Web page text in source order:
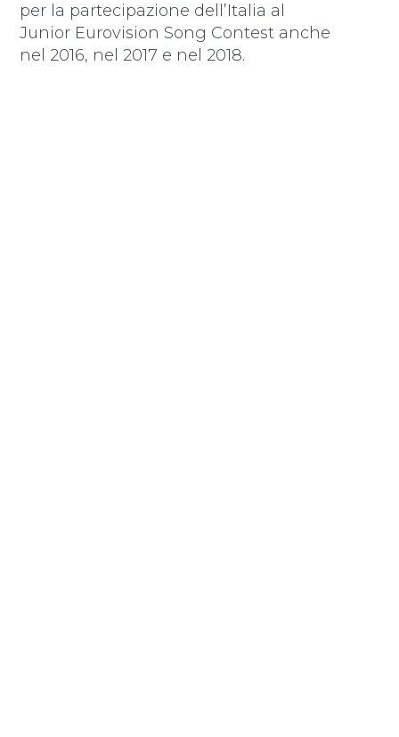
per la partecipazione dell’Italia al
Junior Eurovision Song Contest anche
nel 2016, nel 2017 e nel 2018.